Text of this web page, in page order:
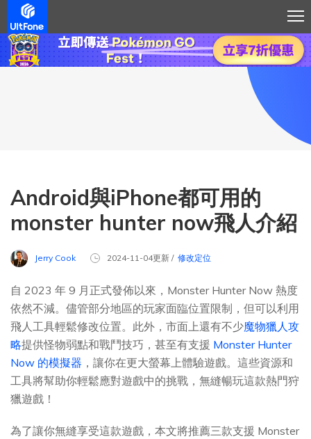
Android與iPhone都可用的
monster hunter now飛人介紹
Jerry Cook 2024-11-04更新 / 修改定位
自 2023 年 9 月正式發佈以來，Monster Hunter Now 熱度
依然不減。儘管部分地區的玩家面臨位置限制，但可以利用
飛人工具輕鬆修改位置。此外，市面上還有不少魔物獵人攻
略提供怪物弱點和戰鬥技巧，甚至有支援 Monster Hunter
Now 的模擬器 ，讓你在更大螢幕上體驗遊戲。這些資源和
工具將幫助你輕鬆應對遊戲中的挑戰，無縫暢玩這款熱門狩
獵遊戲！
為了讓你無縫享受這款遊戲，本文將推薦三款支援 Monster